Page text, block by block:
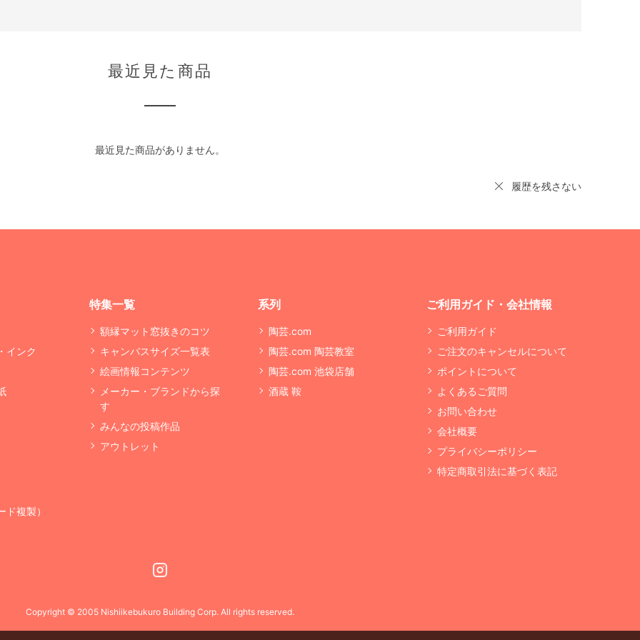
最近見た商品
最近見た商品がありません。
履歴を残さない
インク
複製）
特集一覧
額縁マット窓抜きのコツ
キャンバスサイズ一覧表
絵画情報コンテンツ
メーカー・ブランドから探
す
みんなの投稿作品
アウトレット
系列
陶芸.com
陶芸.com 陶芸教室
陶芸.com 池袋店舗
酒蔵 鞍
ご利用ガイド・会社情報
ご利用ガイド
ご注文のキャンセルについて
ポイントについて
よくあるご質問
お問い合わせ
会社概要
プライバシーポリシー
特定商取引法に基づく表記
Copyright © 2005 Nishiikebukuro Building Corp. All rights reserved.